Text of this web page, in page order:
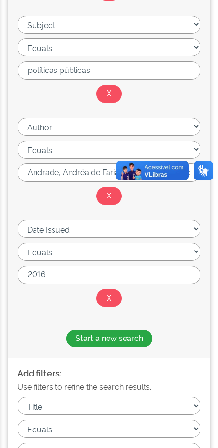
Start a new search
Add filters:
Use filters to refine the search results.